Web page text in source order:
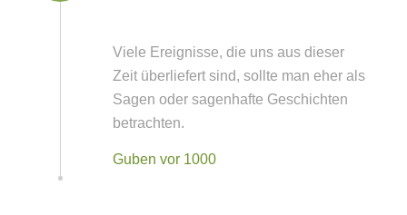
Viele Ereignisse, die uns aus dieser
Zeit überliefert sind, sollte man eher als
Sagen oder sagenhafte Geschichten
betrachten.
Guben vor 1000